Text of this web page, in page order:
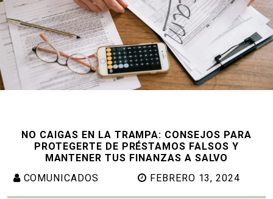
NO CAIGAS EN LA TRAMPA: CONSEJOS PARA
PROTEGERTE DE PRÉSTAMOS FALSOS Y
MANTENER TUS FINANZAS A SALVO
COMUNICADOS
FEBRERO 13, 2024